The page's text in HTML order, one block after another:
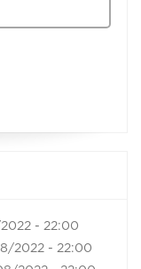
- 22:00
2022 - 22:00